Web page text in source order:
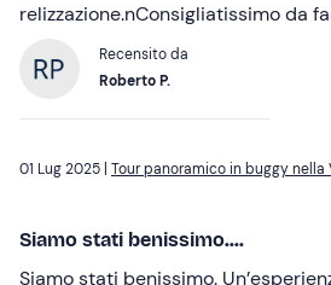
relizzazione.nConsigliatissimo da
Recensito da
Roberto P.
01 Lug 2025 | Tour panoramico in buggy nella
Siamo stati benissimo....
Siamo stati benissimo.